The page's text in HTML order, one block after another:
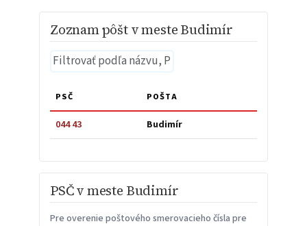
Zoznam pôšt v meste Budimír
PSČ POŠTA
044 43 Budimír
PSČ v meste Budimír
Pre overenie poštového smerovacieho čísla pre